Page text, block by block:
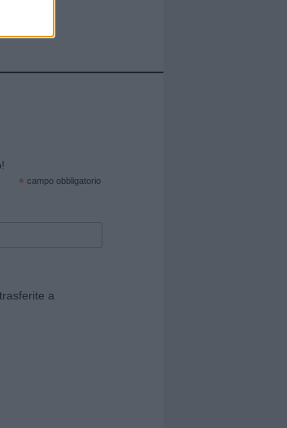
* campo obbligatorio
a